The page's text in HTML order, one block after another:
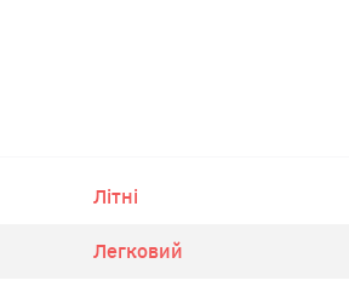
Літні
Легковий